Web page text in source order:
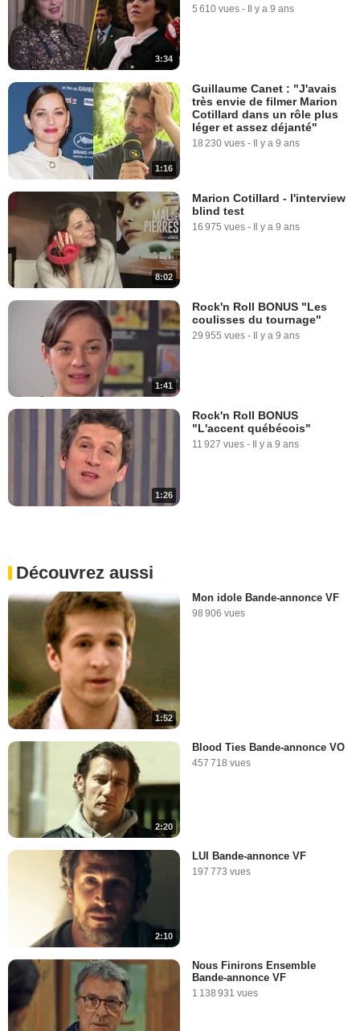
3:34
5 610 vues - Il y a 9 ans
1:16
Guillaume Canet : "J'avais
très envie de filmer Marion
Cotillard dans un rôle plus
léger et assez déjanté"
18 230 vues - Il y a 9 ans
8:02
Marion Cotillard - l'interview
blind test
16 975 vues - Il y a 9 ans
1:41
Rock'n Roll BONUS "Les
coulisses du tournage"
29 955 vues - Il y a 9 ans
1:26
Rock'n Roll BONUS
"L'accent québécois"
11 927 vues - Il y a 9 ans
Découvrez aussi
1:52
Mon idole Bande-annonce VF
98 906 vues
2:20
Blood Ties Bande-annonce VO
457 718 vues
2:10
LUI Bande-annonce VF
197 773 vues
Nous Finirons Ensemble
Bande-annonce VF
1 138 931 vues